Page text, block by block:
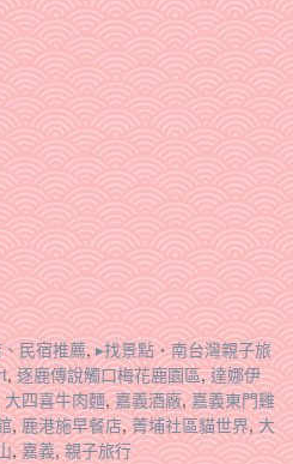
民宿推薦,▸找景點‧南台灣親子旅
,逐鹿傳說觸口梅花鹿園區,達娜伊
大四喜牛肉麵,嘉義酒廠,嘉義東門雞
,鹿港施早餐店,菁埔社區貓世界,大
,嘉義,親子旅行